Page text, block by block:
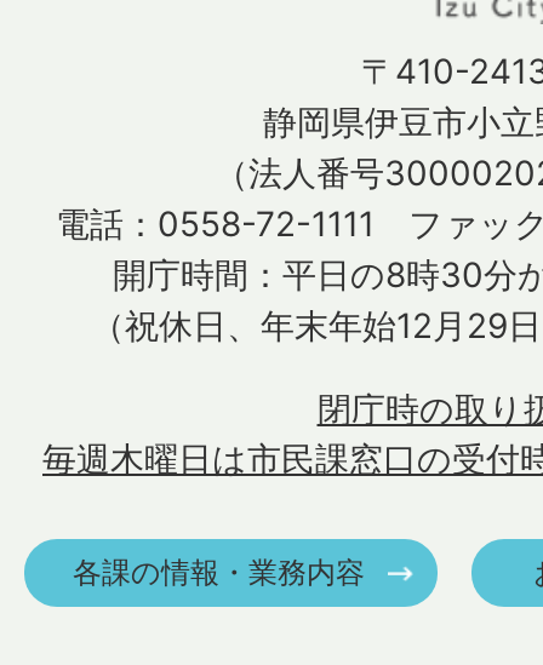
〒410-
静岡県伊豆市小
（法人番号
電話：0558-72-1111 ファッ
開庁時間：平日の8時30分
（祝休日、年末年始12月29
毎週木曜日は市民課窓口の受付
閉庁時の取り
各課の情報・業務内容